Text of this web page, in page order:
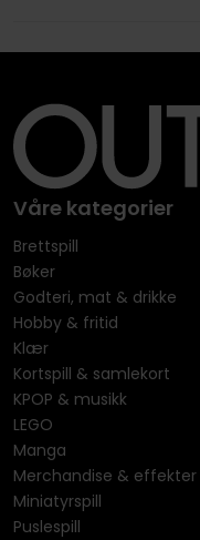
Våre kategorier
Brettspill
Bøker
Godteri, mat & drikke
Hobby & fritid
Klær
Kortspill & samlekort
KPOP & musikk
LEGO
Manga
Merchandise & effekter
Miniatyrspill
Puslespill